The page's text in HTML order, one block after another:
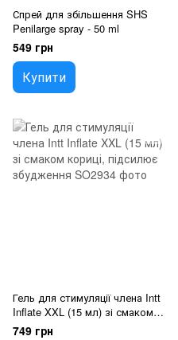
Спрей для збільшення SHS
Penilarge spray - 50 ml
549 грн
Купити
Гель для стимуляції члена Intt
Inflate XXL (15 мл) зі смаком
кориці, підсилює збудження
749 грн